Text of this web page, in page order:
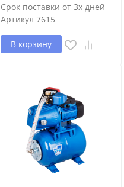
Срок поставки от 3х дней
Артикул 7615
В корзину